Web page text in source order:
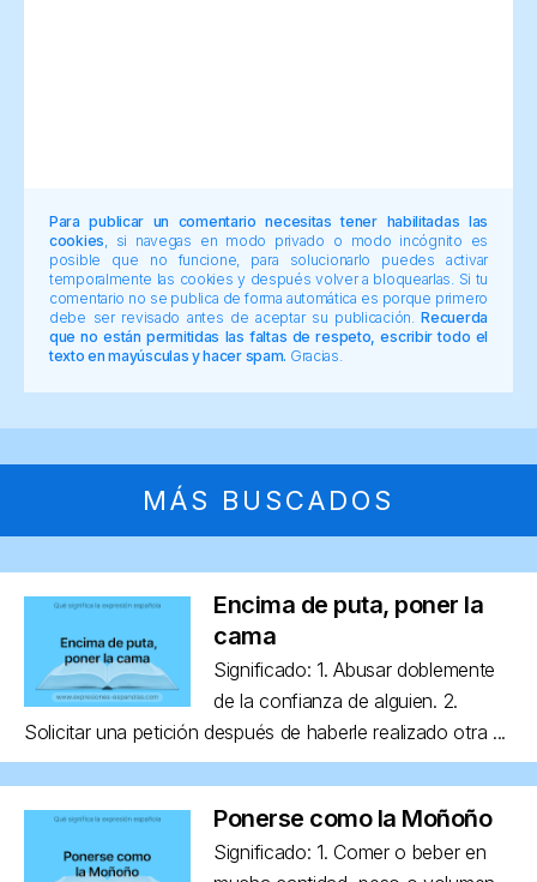
Para publicar un comentario necesitas tener habilitadas las
cookies , si navegas en modo privado o modo incógnito es
posible que no funcione, para solucionarlo puedes activar
temporalmente las cookies y después volver a bloquearlas. Si tu
comentario no se publica de forma automática es porque primero
debe ser revisado antes de aceptar su publicación.Recuerda
que no están permitidas las faltas de respeto, escribir todo el
texto en mayúsculas y hacer spam. Gracias.
MÁS BUSCADOS
Encima de puta, poner la
cama
Significado: 1. Abusar doblemente
de la confianza de alguien. 2.
Solicitar una petición después de haberle realizado otra ...
Ponerse como la Moñoño
Significado: 1. Comer o beber en